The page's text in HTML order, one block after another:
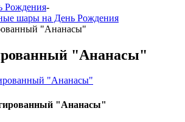
Рождения-
шары на День Рождения
"Ананасы"
"Ананасы"
"Ананасы"